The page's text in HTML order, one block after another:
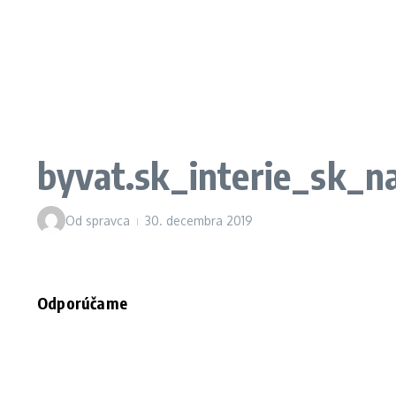
Od spravca 30. decembra 2019
Odporúčame